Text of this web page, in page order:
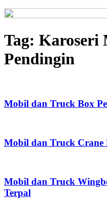
Tag: Karoseri
Pendingin
Mobil dan Truck Box
Mobil dan Truck Crane
Mobil dan Truck
Terpal